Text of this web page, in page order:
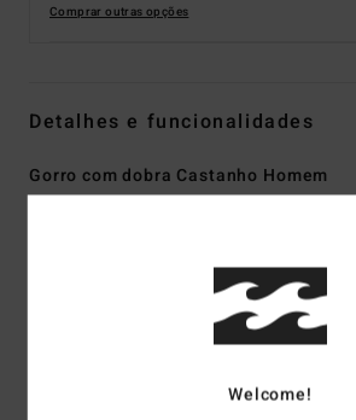
Comprar outras opções
Detalhes e funcionalidades
Gorro com dobra Castanho Homem
Adventure Division Collection
Welcome!